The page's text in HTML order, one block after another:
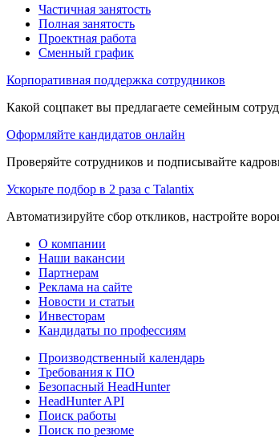
Частичная занятость
Полная занятость
Проектная работа
Сменный график
Корпоративная поддержка сотрудников
Какой соцпакет вы предлагаете семейным
Оформляйте кандидатов онлайн
Проверяйте сотрудников и подписывайте
Ускорьте подбор в 2 раза с Talantix
Автоматизируйте сбор откликов, настройте
О компании
Наши вакансии
Партнерам
Реклама на сайте
Новости и статьи
Инвесторам
Кандидаты по профессиям
Производственный календарь
Требования к ПО
Безопасный HeadHunter
HeadHunter API
Поиск работы
Поиск по резюме